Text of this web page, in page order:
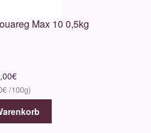
Max 10 0,5kg
€
€